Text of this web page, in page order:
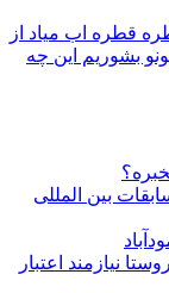
قطره اب میاد از
بشوریم این چه
بین المللی
مازندران برای تامین آب ۲۰ شهر و ۲۱۳ روستا نیازمند اعتبار